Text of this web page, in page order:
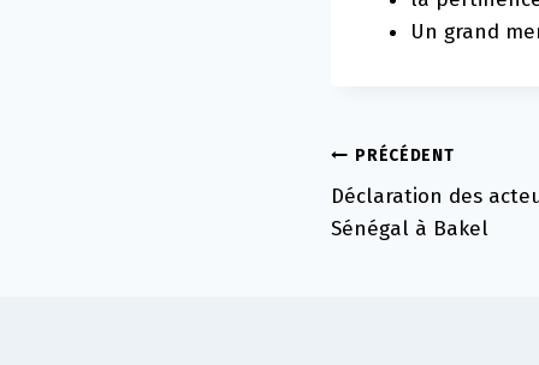
Un grand
Navigation
de
PRÉCÉDENT
Déclaration des
Sénégal à Bakel